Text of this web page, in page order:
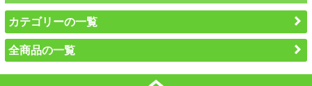
カテゴリーの一覧
全商品の一覧